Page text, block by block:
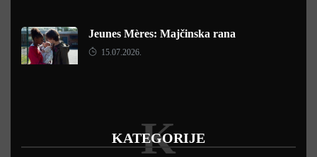
Jeunes Mères: Majčinska rana
15.07.2026.
KATEGORIJE
K